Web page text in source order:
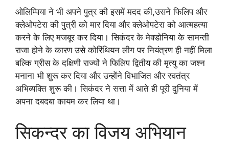
ओलिम्पिया ने भी अपने पुत्र की इसमें मदद की,उसने फिलिप और
क्लेओपटेरा की पुत्री को मार दिया और क्लेओपटेरा को आत्महत्या
करने के लिए मजबूर कर दिया। सिकंदर के मेक्डोनिया के सामन्ती
राजा होने के कारण उसे कोरिंथियन लीग पर नियंत्रण ही नहीं मिला
बल्कि ग्रीस के दक्षिणी राज्यों ने फिलिप द्वितीय की मृत्यु का जश्न
मनाना भी शुरू कर दिया और उन्होंने विभाजित और स्वतंत्र
अभिव्यक्ति शुरू की। सिकंदर ने सत्ता में आते ही पूरी दुनिया में
अपना दबदबा कायम कर लिया था।
सिकन्दर का विजय अभियान